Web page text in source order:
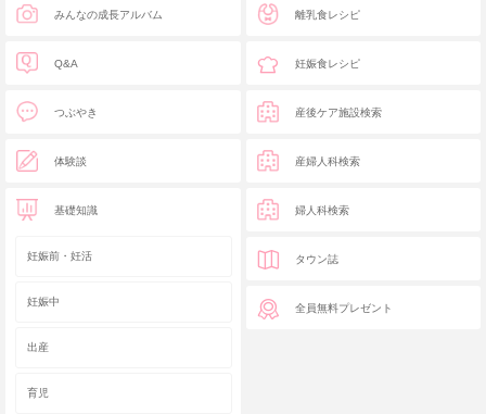
みんなの成長アルバム
Q&A
つぶやき
体験談
基礎知識
妊娠前・妊活
妊娠中
出産
育児
離乳食レシピ
妊娠食レシピ
産後ケア施設検索
産婦人科検索
婦人科検索
タウン誌
全員無料プレゼント